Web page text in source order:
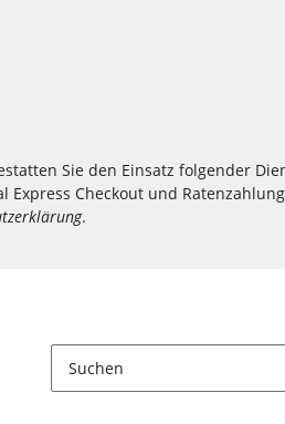
Sie den Einsatz folgender
Express Checkout und
.